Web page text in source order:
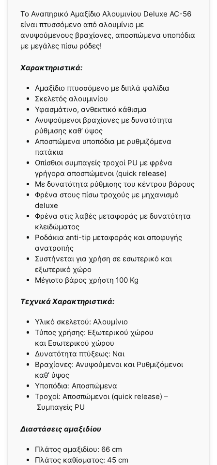
Το Αναπηρικό Αμαξίδιο Αλουμινίου Deluxe AC-56
είναι πτυσσόμενο από αλουμίνιο με
ανυψούμενους βραχίονες, αποσπώμενα υποπόδια
με μεγάλες πίσω ρόδες!
Χαρακτηριστικά:
Αμαξίδιο πτυσσόμενο με διπλά ψαλίδια
Σκελετός αλουμινίου
Υφασμάτινο, ανθεκτικό κάθισμα
Ανυψούμενοι βραχίονες με δυνατότητα
ρύθμισης καθ’ ύψος
Αποσπώμενα υποπόδια με ρυθμιζόμενα
πατάκια
Οπίσθιοι συμπαγείς τροχοί PU με φρένα
γρήγορα αποσπώμενοι (quick release)
Με δυνατότητα ρύθμισης του κέντρου βάρους
Φρένα στους πίσω τροχούς με μηχανισμό
deluxe
Φρένα στις λαβές μεταφοράς με δυνατότητα
κλειδώματος
Ροδάκια anti-tip μεταφοράς και αποφυγής
ανατροπής
Συστήνεται για χρήση σε εσωτερικό και
εξωτερικό χώρο
Μέγιστο βάρος χρήστη 100 Kg
Τεχνικά Χαρακτηριστικά:
Υλικό σκελετού: Αλουμίνιο
Τύπος χρήσης: Εξωτερικού χώρου
και Εσωτερικού χώρου
Δυνατότητα πτύξεως: Ναι
Βραχίονες: Ανυψούμενοι και Ρυθμιζόμενοι
καθ’ ύψος
Υποπόδια: Αποσπώμενα
Τροχοί: Αποσπώμενοι (quick release) –
Συμπαγείς PU
Διαστάσεις αμαξιδίου
Πλάτος αμαξιδίου: 66 cm
Πλάτος καθίσματος: 45 cm